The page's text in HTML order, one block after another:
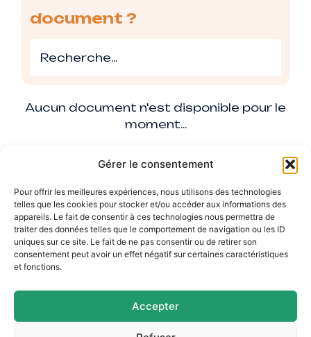
Gérer le consentement
Pour offrir les meilleures expériences, nous utilisons des technologies
telles que les cookies pour stocker et/ou accéder aux informations des
appareils. Le fait de consentir à ces technologies nous permettra de
traiter des données telles que le comportement de navigation ou les ID
uniques sur ce site. Le fait de ne pas consentir ou de retirer son
consentement peut avoir un effet négatif sur certaines caractéristiques
et fonctions.
Accepter
document ?
Aucun document n'est disponible pour le
moment...
Mairie d'Argences
2 Pl. du Général Leclerc,